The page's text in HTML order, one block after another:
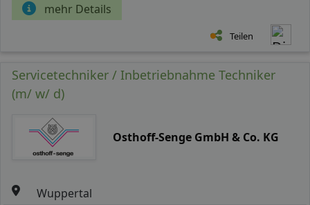
mehr Details
Teilen
Servicetechniker / Inbetriebnahme Techniker
(m/ w/ d)
Osthoff-Senge GmbH & Co. KG
Wuppertal